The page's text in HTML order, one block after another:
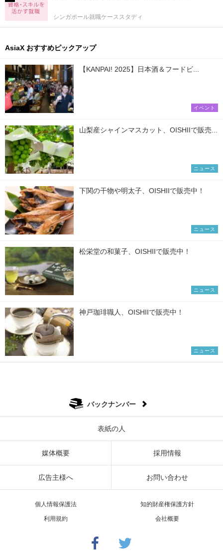
シンガポール就職ケーススタディ
AsiaX おすすめピックアップ
【KANPAI! 2025】日本酒＆フードビ...
イベント
山梨産シャインマスカット、OISHIIで販売...
ニュース
下関の干物や明太子、OISHIIで販売中！
ニュース
松栄堂の和菓子、OISHIIで販売中！
ニュース
神戸珈琲職人、OISHIIで販売中！
ニュース
バックナンバー
表紙の人
媒体概要 採用情報
広告主様へ お問い合わせ
個人情報保護法 知的財産権保護方針
利用規約 会社概要